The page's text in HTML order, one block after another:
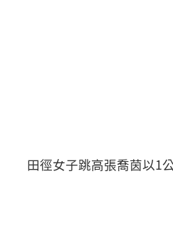
田徑女子跳高張喬茵以1